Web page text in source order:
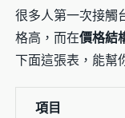
很多人第一次接觸
格高，而在價格結
下面這張表，能幫
項目